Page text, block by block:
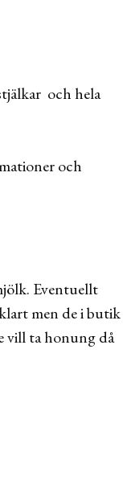
och hela
och
Eventuellt
men de i butik
vill ta honung då